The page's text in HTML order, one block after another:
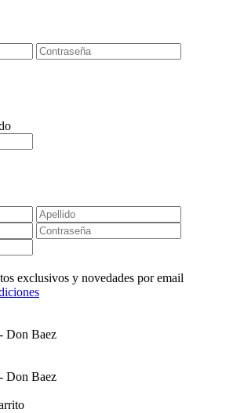
exclusivos y novedades por email